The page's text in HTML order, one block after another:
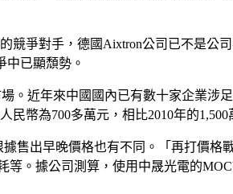
競爭對手，德國Aixtron公司已不是
已顯頹勢。
。近年來中國國內已有數十家企業
幣為700多萬元，相比2010年的
售出早晚價格也有不同。「再打價
。據公司測算，使用中晟光電的